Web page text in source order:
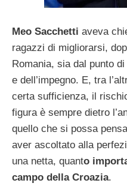
Meo Sacchetti aveva
ragazzi di migliorarsi,
Romania, sia dal punto
e dell’impegno. E, tra
certa sufficienza, il
figura è sempre dietro
quello che si possa
aver ascoltato alla
una netta, quanto
campo della Croazia.